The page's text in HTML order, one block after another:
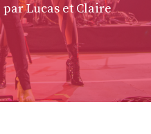
par Lucas et Claire